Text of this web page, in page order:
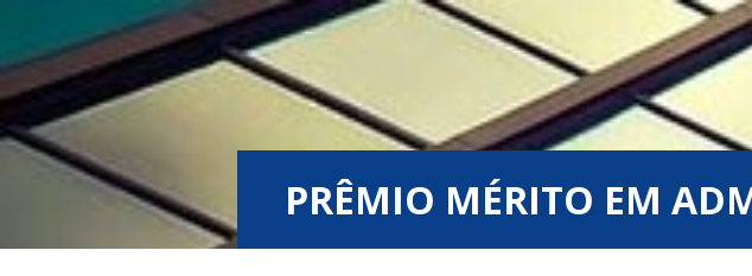
PRÊMIO MÉRITO EM